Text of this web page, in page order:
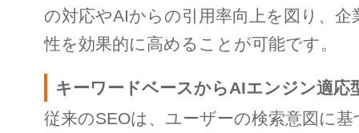
の対応やAIからの引用率向上を図り、
性を効果的に高めることが可能です。
キーワードベースからAIエンジン適応
従来のSEOは、ユーザーの検索意図に